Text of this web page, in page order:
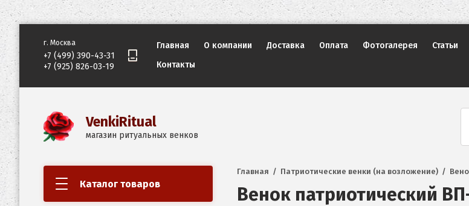
г. Москва
+7 (499) 390-43-31
+7 (925) 826-03-19
Главная О компании Доставка Оплата Фотогалерея Статьи
Контакты
VenkiRitual
магазин ритуальных венков
Каталог товаров
Главная
  /
Патриотические венки (на возложение)
  /
Венок патриотический